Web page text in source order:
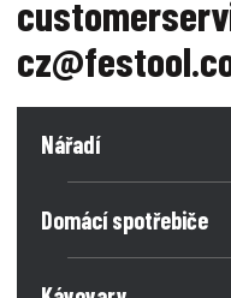
Nářadí
Domácí spotřebiče